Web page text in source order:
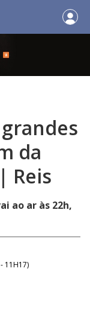
da
Reis
ao ar às 22h,
11H17)